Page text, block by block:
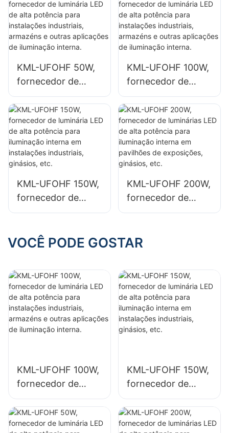
100W para
ambientes
internos, como
fábricas e
armazéns
industriais.
ambientes internos
como fábricas e
armazéns
industriais.
KML-UFOHF 50W,
fornecedor de
luminária LED de
alta potência para
instalações
industriais,
armazéns e outras
aplicações de
iluminação interna.
KML-UFOHF 100W,
fornecedor de
luminária LED de
alta potência para
instalações
industriais,
armazéns e outras
aplicações de
iluminação interna.
KML-UFOHF 150W,
fornecedor de
luminária LED de
iluminação interna
industriais,
ginásios, etc.
KML-UFOHF 200W,
fornecedor de
luminárias LED de
iluminação interna
exposições,
ginásios, etc.
VOCÊ PODE GOSTAR
KML-UFOHF 100W,
fornecedor de
luminária LED de
alta potência para
instalações
KML-UFOHF 150W,
fornecedor de
luminária LED de
alta potência para
iluminação interna